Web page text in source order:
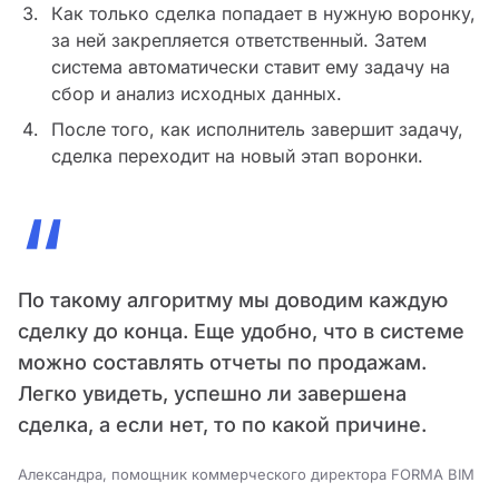
Как только сделка попадает в нужную воронку,
за ней закрепляется ответственный. Затем
система автоматически ставит ему задачу на
сбор и анализ исходных данных.
После того, как исполнитель завершит задачу,
сделка переходит на новый этап воронки.
“
По такому алгоритму мы доводим каждую
сделку до конца. Еще удобно, что в системе
можно составлять отчеты по продажам.
Легко увидеть, успешно ли завершена
сделка, а если нет, то по какой причине.
Александра, помощник коммерческого директора FORMA BIM